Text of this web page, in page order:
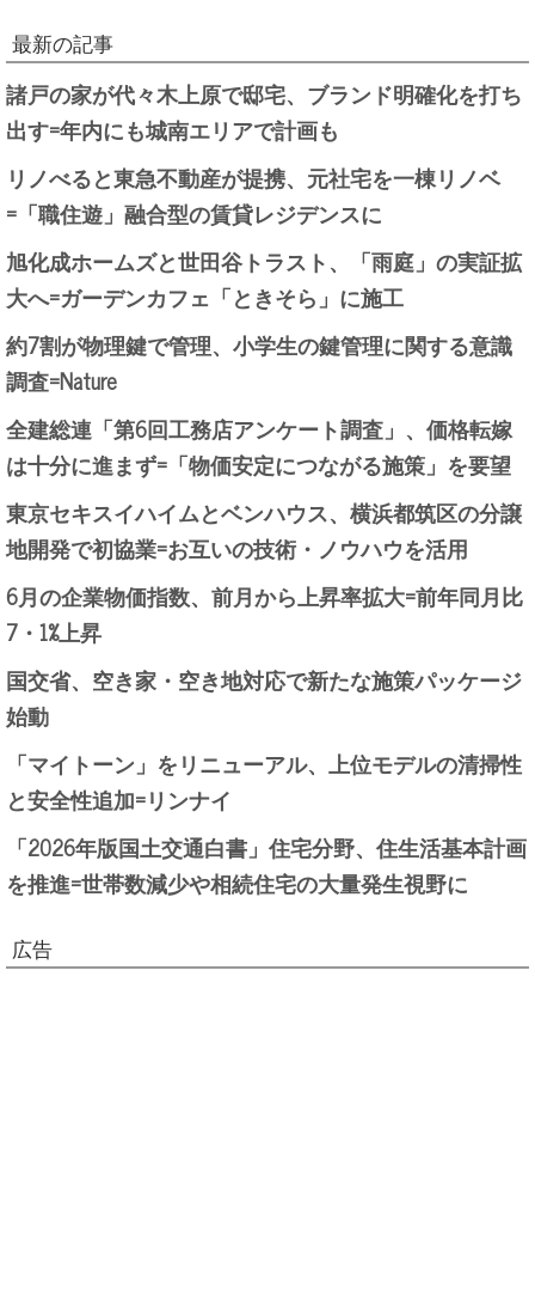
最新の記事
諸戸の家が代々木上原で邸宅、ブランド明確化を打ち
出す=年内にも城南エリアで計画も
リノべると東急不動産が提携、元社宅を一棟リノベ
=「職住遊」融合型の賃貸レジデンスに
旭化成ホームズと世田谷トラスト、「雨庭」の実証拡
大へ=ガーデンカフェ「ときそら」に施工
約7割が物理鍵で管理、小学生の鍵管理に関する意識
調査=Nature
全建総連「第6回工務店アンケート調査」、価格転嫁
は十分に進まず=「物価安定につながる施策」を要望
東京セキスイハイムとベンハウス、横浜都筑区の分譲
地開発で初協業=お互いの技術・ノウハウを活用
6月の企業物価指数、前月から上昇率拡大=前年同月比
7・1%上昇
国交省、空き家・空き地対応で新たな施策パッケージ
始動
「マイトーン」をリニューアル、上位モデルの清掃性
と安全性追加=リンナイ
「2026年版国土交通白書」住宅分野、住生活基本計画
を推進=世帯数減少や相続住宅の大量発生視野に
広告